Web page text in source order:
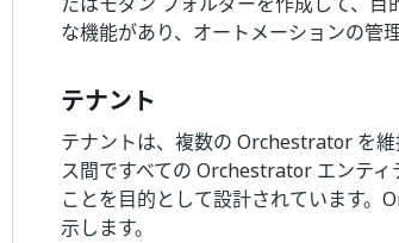
な機能があり、オートメーションの管
テナント
テナントは、複数の Orchestrator を
ス間ですべての Orchestrator エンテ
ことを目的として設計されています
示します。